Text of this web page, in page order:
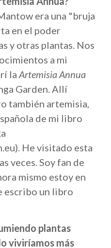
era una "bruja
en el poder
y otras plantas. Nos
a mi
la Artemisia Annua
Garden. Allí
también artemisia,
de mi libro
He visitado esta
veces. Soy fan de
mismo estoy en
escribo un libro
plantas
viviríamos más